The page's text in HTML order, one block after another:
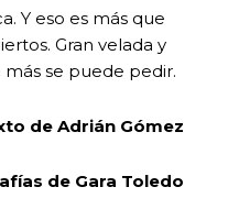
Y eso es más que
Gran velada y
se puede pedir.
de Adrián Gómez
de Gara Toledo